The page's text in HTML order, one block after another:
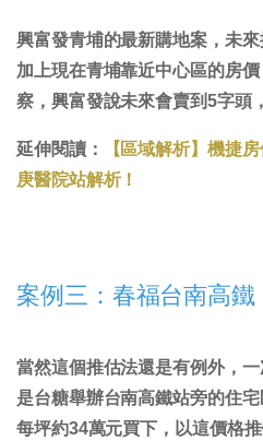
興富發青埔的最新購地案，未
加上現在青埔靠近中心區的房
察，興富發說未來會賣到5字頭
延伸閱讀：
【區域解析】機捷
庚醫院站解析！
案例三：春福台南高鐵
當然這個推估法還是有例外，
是台糖舉辦台南高鐵站旁的住
每坪約34萬元買下，以這價格